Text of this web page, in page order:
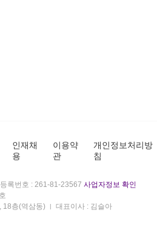
인재채
용
이용약
관
개인정보처리방
침
록번호 : 261-81-23567 사업자정보 확인
18층(역삼동)
대표이사 : 김슬아